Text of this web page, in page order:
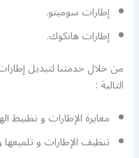
إطارات سوميتو.
إطارات هانكوك.
من خلال خدمتنا لتبديل
التالية :
معايرة الإطارات و تظبيط
تنظيف الإطارات و تلميعها